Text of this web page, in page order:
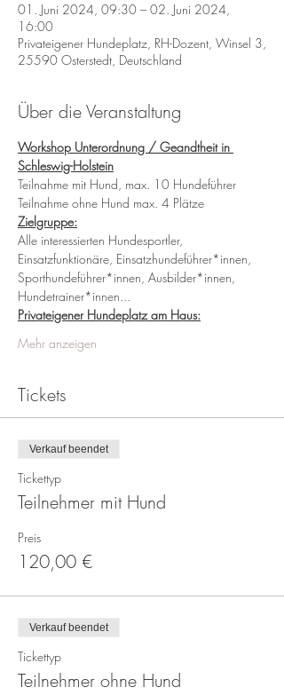
01. Juni 2024, 09:30 – 02. Juni 2024,
16:00
Privateigener Hundeplatz, RH-Dozent, Winsel 3,
25590 Osterstedt, Deutschland
Über die Veranstaltung
Workshop Unterordnung / Geandtheit in
Schleswig-Holstein
Teilnahme mit Hund, max. 10 Hundeführer
Teilnahme ohne Hund max. 4 Plätze
Zielgruppe:
Alle interessierten Hundesportler,
Einsatzfunktionäre, Einsatzhundeführer*innen,
Sporthundeführer*innen, Ausbilder*innen,
Hundetrainer*innen...
Privateigener Hundeplatz am Haus:
Mehr anzeigen
Tickets
Verkauf beendet
Tickettyp
Teilnehmer mit Hund
Preis
120,00 €
Verkauf beendet
Tickettyp
Teilnehmer ohne Hund